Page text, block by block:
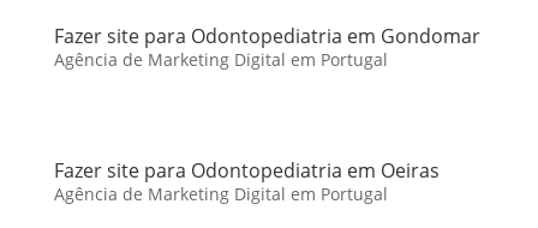
Fazer site para Odontopediatria em Gondomar
Agência de Marketing Digital em Portugal
Fazer site para Odontopediatria em Oeiras
Agência de Marketing Digital em Portugal